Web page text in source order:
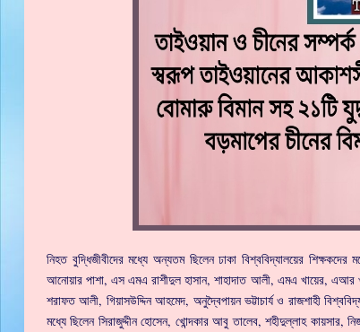
নিহত বুদ্ধিজীবীদের মধ্যে অন্যতম ছিলেন ঢাকা বিশ্ববিদ্যালয়ের
আনোয়ার পাশা, এস এমএ রাশীদুল হাসান, শাহাদাত আলী, এমএ খায়ের,
শরাফত আলী, গিয়াসউদ্দিন আহমেদ, অনুদ্বৈপায়ন ভট্টাচার্য ও রাজশাহী
মধ্যে ছিলেন সিরাজুদ্দীন হোসেন, খোন্দকার আবু তালেব, শহীদুল্লাহ